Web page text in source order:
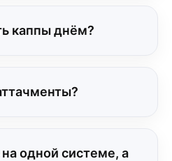
каппы днём?
одной системе, а